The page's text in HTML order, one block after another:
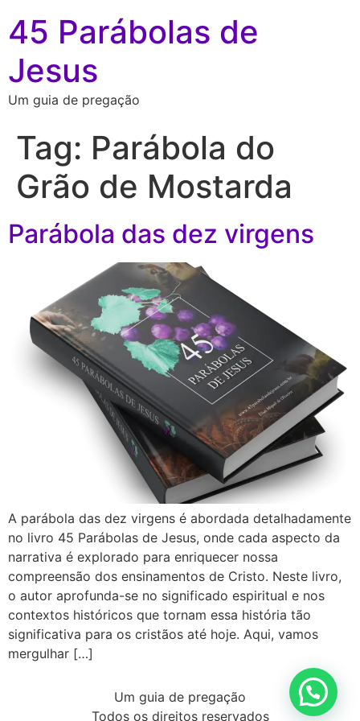
45 Parábolas de
Jesus
Um guia de pregação
Tag: Parábola do
Grão de Mostarda
Parábola das dez virgens
A parábola das dez virgens é abordada detalhadamente
no livro 45 Parábolas de Jesus, onde cada aspecto da
narrativa é explorado para enriquecer nossa
compreensão dos ensinamentos de Cristo. Neste livro,
o autor aprofunda-se no significado espiritual e nos
contextos históricos que tornam essa história tão
significativa para os cristãos até hoje. Aqui, vamos
mergulhar […]
Um guia de pregação
Todos os direitos reservados